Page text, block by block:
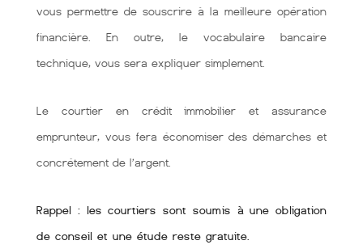
vous permettre de souscrire à la meilleure opération
financière. En outre, le vocabulaire bancaire
technique, vous sera expliquer simplement.
Le courtier en crédit immobilier et assurance
emprunteur, vous fera économiser des démarches et
concrétement de l’argent.
Rappel : les courtiers sont soumis à une obligation
de conseil et une étude reste gratuite.